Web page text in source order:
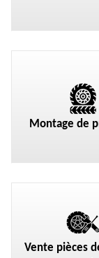
Montage de
Vente pièces